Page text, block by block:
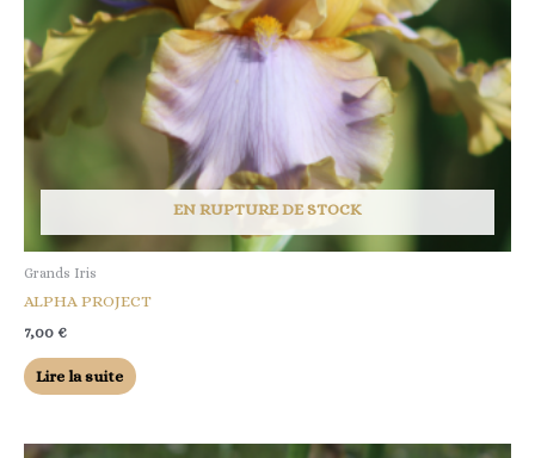
EN RUPTURE DE STOCK
Grands Iris
ALPHA PROJECT
7,00 €
Lire la suite